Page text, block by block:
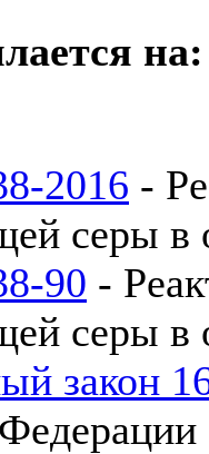
на:
2016 -
серы в
90 -
серы в
закон